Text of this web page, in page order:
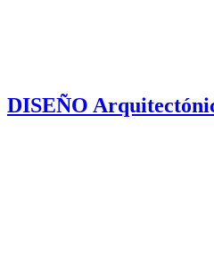
DISEÑO